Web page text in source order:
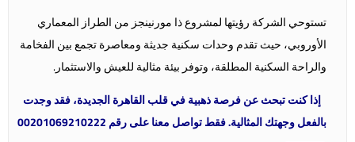
تستوحي الشركة رؤيتها لمشروع ذا مورنينجز من الطراز المعماري
الأوروبي، حيث تقدم وحدات سكنية جديثة ومعاصرة تجمع بين الفخامة
والراحة السكنية المطلقة، وتوفر بيئة مثالية للعيش والاستثمار.
إذا كنت تبحث عن فرصة ذهبية في قلب القاهرة الجديدة، فقد وجدت
بالفعل وجهتك المثالية. فقط تواصل معنا على رقم 00201069210222